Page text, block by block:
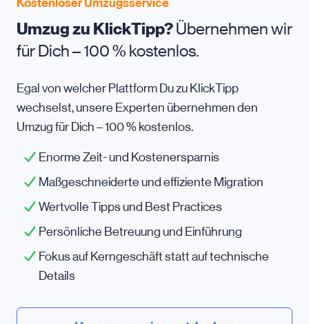
Umzug zu KlickTipp?Übernehmen wir
für Dich – 100 % kostenlos.
Egal von welcher Plattform Du zu KlickTipp
wechselst, unsere Experten übernehmen den
Umzug für Dich – 100 % kostenlos.
Enorme Zeit- und Kostenersparnis
Maßgeschneiderte und effiziente Migration
Wertvolle Tipps und Best Practices
Persönliche Betreuung und Einführung
Fokus auf Kerngeschäft statt auf technische
Details